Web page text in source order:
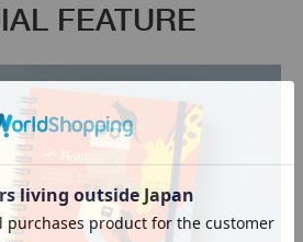
FEATURE